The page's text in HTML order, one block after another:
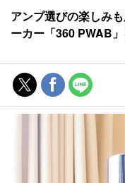
アンプ選びの楽しみ
ーカー「360 PWAB